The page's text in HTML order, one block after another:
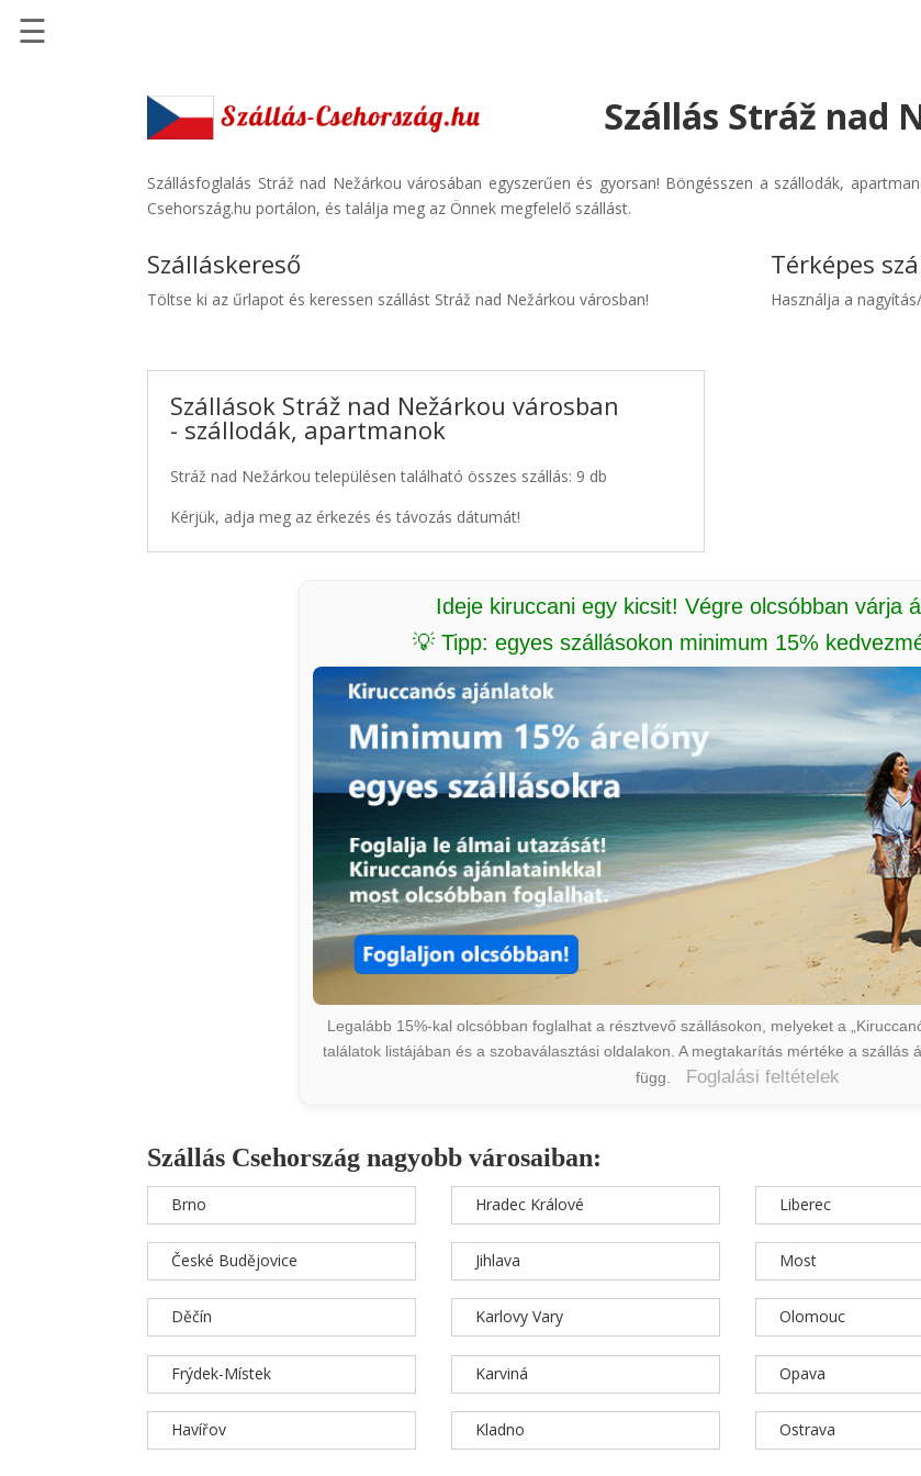
Szállásinfo.eu
pénzvisszatérítéssel
Autóbérlés
☰
Szállás Stráž nad
Szállásfoglalás Stráž nad Nežárkou városában egyszerűen és gyorsan! Böngésszen a szállodák,
Csehország.hu portálon, és találja meg az Önnek megfelelő szállást.
Szálláskereső
Töltse ki az űrlapot és keressen szállást Stráž nad Nežárkou városban!
Szállások Stráž nad Nežárkou városban
- szállodák, apartmanok
Stráž nad Nežárkou településen található összes szállás: 9 db
Kérjük, adja meg az érkezés és távozás dátumát!
Térképes
Használja a
Ideje kiruccani egy kicsit! Végre olcsóbban várja
💡 Tipp: egyes szállásokon minimum 15%
Legalább 15%-kal olcsóbban foglalhat a résztvevő szállásokon, melyeket a
találatok listájában és a szobaválasztási oldalakon. A megtakarítás mértéke a szállás
függ.
Foglalási feltételek
Szállás Csehország nagyobb városaiban:
Brno
České Budějovice
Děčín
Frýdek-Místek
Havířov
Hradec Králové
Jihlava
Karlovy Vary
Karviná
Kladno
Liberec
Most
Olomouc
Opava
Ostrava